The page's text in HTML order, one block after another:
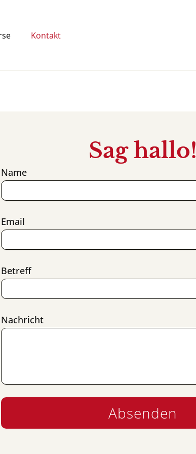
Kontakt
Sag hallo!
Name
Email
Betreff
Nachricht
Absenden